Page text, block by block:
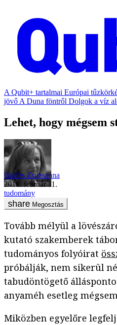
A Qubit+ tartalmai Európai
jövő A Duna föntről Dolgok a víz
Lehet, hogy mégsem
Balázs Zsuzsanna
2018. február 11.
tudomány
Megosztás
Tovább mélyül a
kutató szakemberek
tudományos folyóirat
próbálják, nem sikerül
tabudöntögető
anyaméh esetleg
Miközben egyelőre